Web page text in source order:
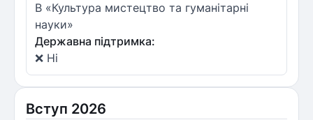
B «Культура мистецтво та гуманітарні
науки»
Державна підтримка:
❌ Ні
Вступ 2026